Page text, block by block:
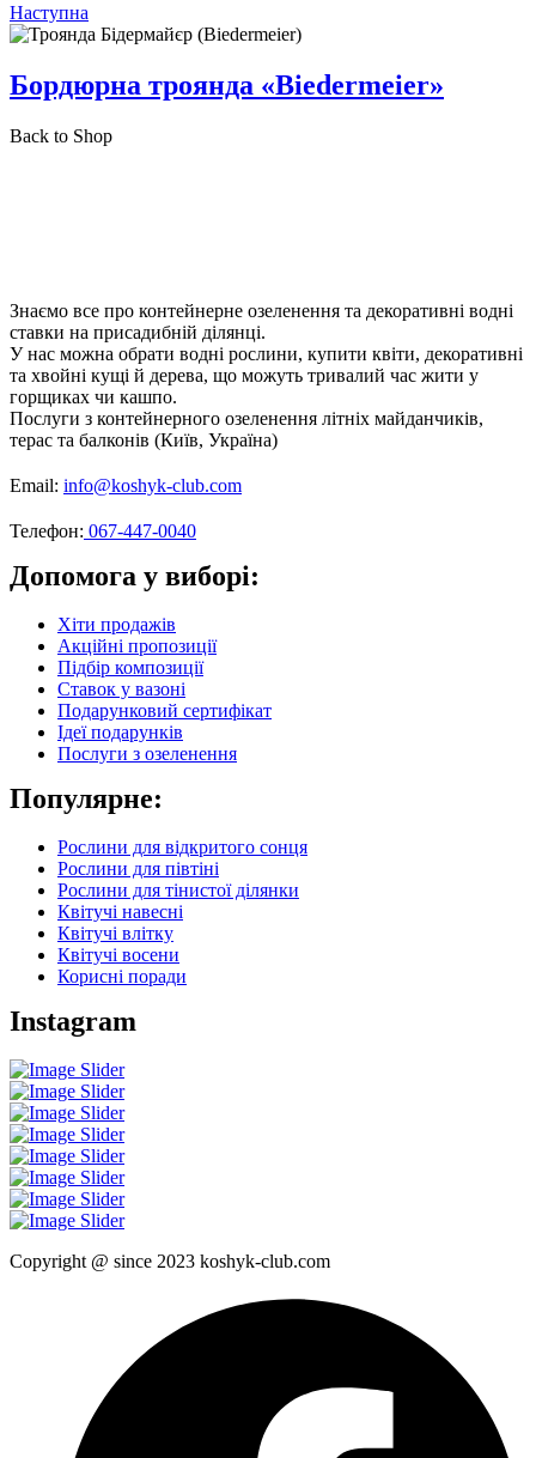
Наступна
Бордюрна троянда «Biedermeier»
Back to Shop
Знаємо все про контейнерне озеленення та декоративні водні
ставки на присадибній ділянці.
У нас можна обрати водні рослини, купити квіти, декоративні
та хвойні кущі й дерева, що можуть тривалий час жити у
горщиках чи кашпо.
Послуги з контейнерного озеленення літніх майданчиків,
терас та балконів (Київ, Україна)
Email: info@koshyk-club.com
Телефон: 067-447-0040
Допомога у виборі:
Хіти продажів
Акційні пропозиції
Підбір композиції
Ставок у вазоні
Подарунковий сертифікат
Ідеї подарунків
Послуги з озеленення
Популярне:
Рослини для відкритого сонця
Рослини для півтіні
Рослини для тінистої ділянки
Квітучі навесні
Квітучі влітку
Квітучі восени
Корисні поради
Instagram
Copyright @ since 2023 koshyk-club.com